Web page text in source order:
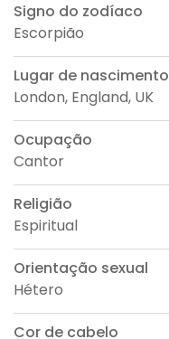
Signo do zodíaco
Escorpião
Lugar de nascimento
London, England, UK
Ocupação
Cantor
Religião
Espiritual
Orientação sexual
Hétero
Cor de cabelo